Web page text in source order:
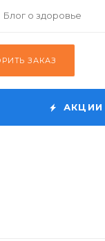
Блог о здоровье
ЗАКАЗ
АКЦИИ